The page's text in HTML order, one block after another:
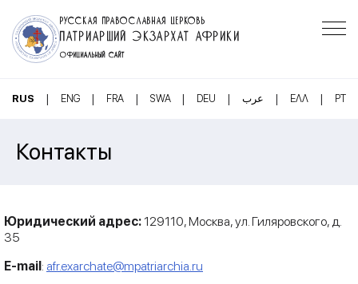
РУССКАЯ ПРАВОСЛАВНАЯ ЦЕРКОВЬ
ПАТРИАРШИЙ ЭКЗАРХАТ АФРИКИ
ОФИЦИАЛЬНЫЙ САЙТ
RUS | ENG | FRA | SWA | DEU | عرب | ΕΛΛ | PT
Контакты
Юридический адрес:129110, Москва, ул. Гиляровского, д.
35
E-mail: afr.exarchate@mpatriarchia.ru